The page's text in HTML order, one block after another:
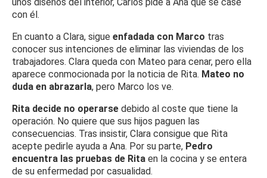
con él.
En cuanto a Clara, sigue enfadada con Marco tras
conocer sus intenciones de eliminar las viviendas de los
trabajadores. Clara queda con Mateo para cenar, pero ella
aparece conmocionada por la noticia de Rita. Mateo no
duda en abrazarla, pero Marco los ve.
Rita decide no operarse debido al coste que tiene la
operación. No quiere que sus hijos paguen las
consecuencias. Tras insistir, Clara consigue que Rita
acepte pedirle ayuda a Ana. Por su parte, Pedro
encuentra las pruebas de Rita en la cocina y se entera
de su enfermedad por casualidad.